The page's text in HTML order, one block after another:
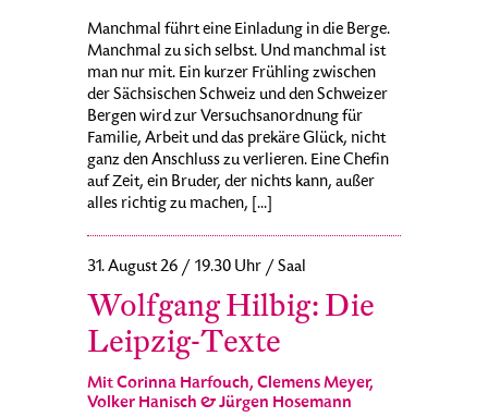
Manchmal führt eine Einladung in die Berge.
Manchmal zu sich selbst. Und manchmal ist
man nur mit. Ein kurzer Frühling zwischen
der Sächsischen Schweiz und den Schweizer
Bergen wird zur Versuchsanordnung für
Familie, Arbeit und das prekäre Glück, nicht
ganz den Anschluss zu verlieren. Eine Chefin
auf Zeit, ein Bruder, der nichts kann, außer
alles richtig zu machen, [...]
31. August 26 / 19.30 Uhr / Saal
Wolfgang Hilbig: Die
Leipzig-Texte
Mit Corinna Harfouch, Clemens Meyer,
Volker Hanisch & Jürgen Hosemann